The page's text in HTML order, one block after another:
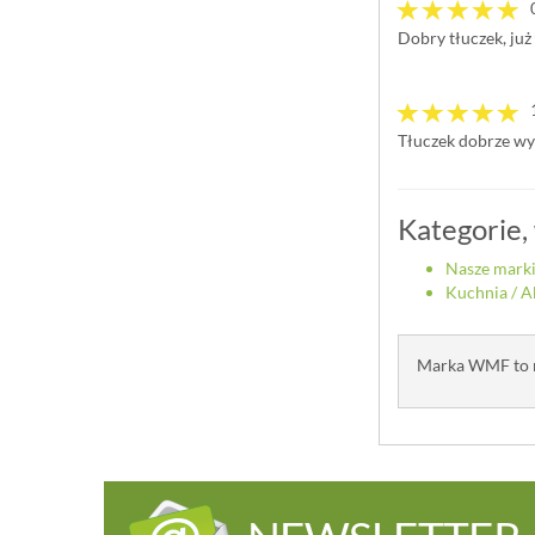
Dobry tłuczek,
Tłuczek dobrze
Nasze marki
Kuchnia/
Marka WMF to